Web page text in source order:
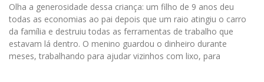
Olha a generosidade dessa criança: um filho de 9 anos deu
todas as economias ao pai depois que um raio atingiu o carro
da família e destruiu todas as ferramentas de trabalho que
estavam lá dentro. O menino guardou o dinheiro durante
meses, trabalhando para ajudar vizinhos com lixo, para